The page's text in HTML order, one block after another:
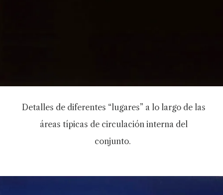
Detalles de diferentes “lugares” a lo largo de las
áreas típicas de circulación interna del
conjunto.